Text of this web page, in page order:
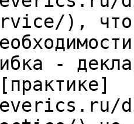
), что
-